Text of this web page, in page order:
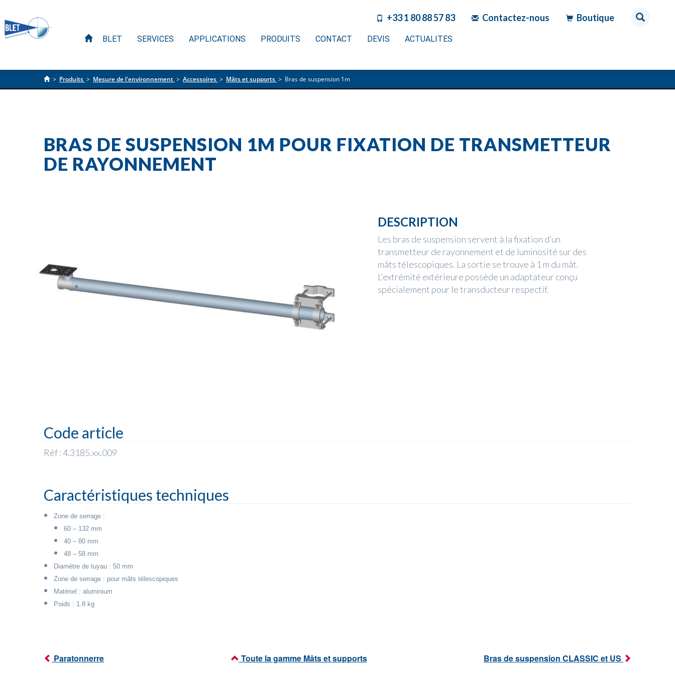
+33 1 80 88 57 83 Contactez-nous Boutique
BLET SERVICES APPLICATIONS PRODUITS CONTACT DEVIS ACTUALITES
> Produits > Mesure de l'environnement > Accessoires > Mâts et supports > Bras de suspension 1m
BRAS DE SUSPENSION 1M POUR FIXATION DE TRANSMETTEUR
DE RAYONNEMENT
DESCRIPTION
Les bras de suspension servent à la fixation d’un
transmetteur de rayonnement et de luminosité sur des
mâts télescopiques. La sortie se trouve à 1 m du mât.
L'extrémité extérieure possède un adaptateur conçu
spécialement pour le transducteur respectif.
Code article
Réf : 4.3185.xx.009
Caractéristiques techniques
Zone de serrage :
60 – 132 mm
40 – 80 mm
48 – 58 mm
Diamètre de tuyau : 50 mm
Zone de serrage : pour mâts télescopiques
Matériel : aluminium
Poids : 1.8 kg
Paratonnerre Toute la gamme Mâts et supports Bras de suspension CLASSIC et US